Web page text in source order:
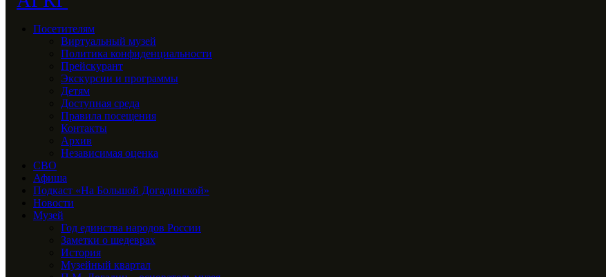
Посетителям
Виртуальный музей
Политика конфиденциальности
Прейскурант
Экскурсии и программы
Детям
Доступная среда
Правила посещения
Контакты
Архив
Независимая оценка
СВО
Афиша
Подкаст «На Большой Догадинской»
Новости
Музей
Год единства народов России
Заметки о шедеврах
История
Музейный квартал